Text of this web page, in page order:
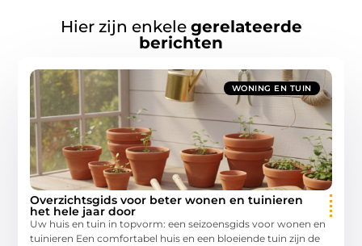
Hier zijn enkele gerelateerde
berichten
WONING EN TUIN
Overzichtsgids voor beter wonen en tuinieren
het hele jaar door
Uw huis en tuin in topvorm: een seizoensgids voor wonen en
tuinieren Een comfortabel huis en een bloeiende tuin zijn de